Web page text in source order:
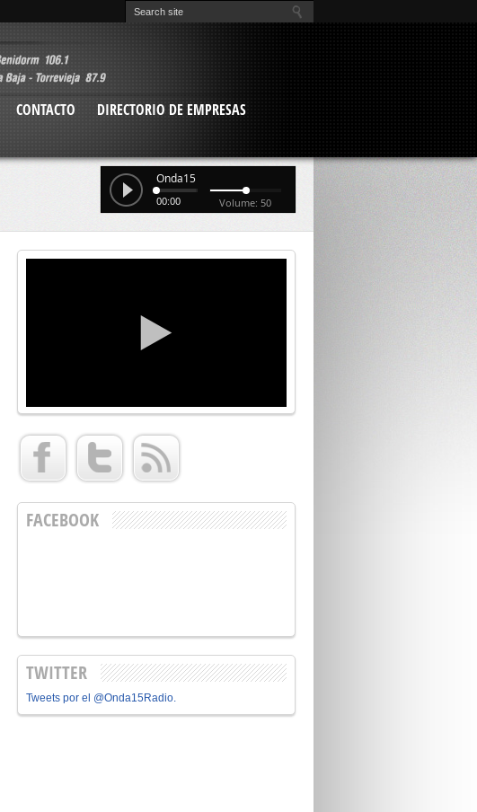
CONTACTO
DIRECTORIO DE EMPRESAS
Onda15
00:00 Volume: 50
FACEBOOK
TWITTER
Tweets por el @Onda15Radio.